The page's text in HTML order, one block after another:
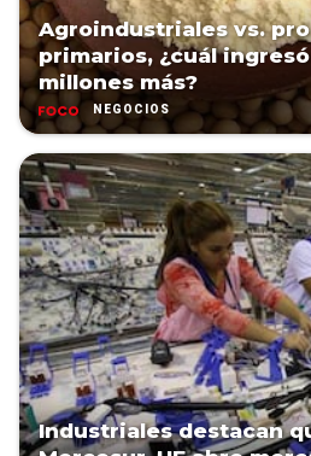
Agroindustriales vs.
primarios, ¿cuál ingresó
millones más?
NEGOCIOS
Industriales destacan